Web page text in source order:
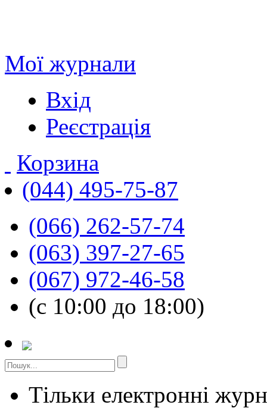
Мої журнали
Вхід
Реєстрація
Корзина
(044) 495-75-87
(066) 262-57-74
(063) 397-27-65
(067) 972-46-58
(с 10:00 до 18:00)
Тільки електронні